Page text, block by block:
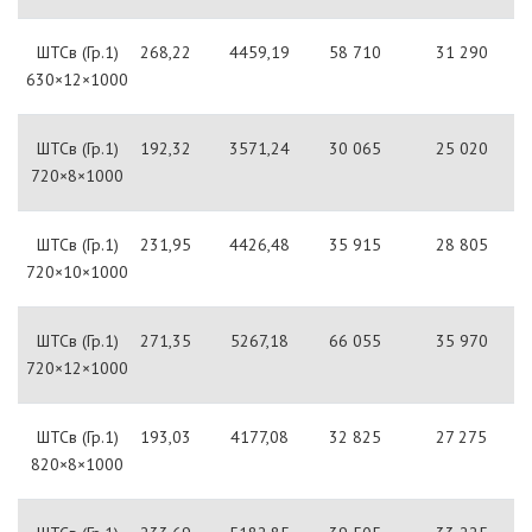
ШТСв (Гр.1)
630×12×1000
268,22 4459,19 58 710 31 290
ШТСв (Гр.1)
720×8×1000
192,32 3571,24 30 065 25 020
ШТСв (Гр.1)
720×10×1000
231,95 4426,48 35 915 28 805
ШТСв (Гр.1)
720×12×1000
271,35 5267,18 66 055 35 970
ШТСв (Гр.1)
820×8×1000
193,03 4177,08 32 825 27 275